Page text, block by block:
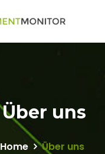
Über uns
Home Über uns